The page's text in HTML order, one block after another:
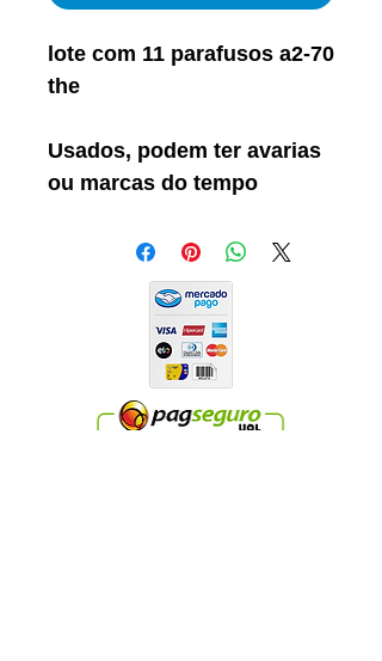
lote com 11 parafusos a2-70
the
Usados, podem ter avarias
ou marcas do tempo